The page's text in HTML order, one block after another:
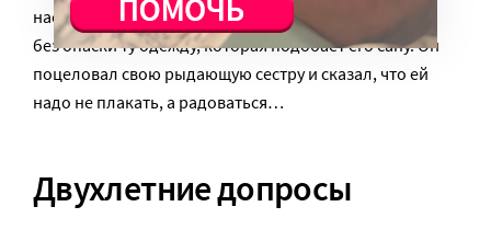
настоящий момент он счастлив, так как может одеть
без опаски ту одежду, которая подобает его сану. Он
поцеловал свою рыдающую сестру и сказал, что ей
надо не плакать, а радоваться…
Двухлетние допросы